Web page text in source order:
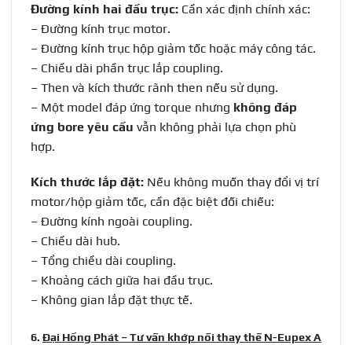
Đường kính hai đầu trục: Cần xác định chính xác:
– Đường kính trục motor.
– Đường kính trục hộp giảm tốc hoặc máy công tác.
– Chiều dài phần trục lắp coupling.
– Then và kích thước rãnh then nếu sử dụng.
– Một model đáp ứng torque nhưng không đáp
ứng bore yêu cầu vẫn không phải lựa chọn phù
hợp.
Kích thước lắp đặt: Nếu không muốn thay đổi vị trí
motor/hộp giảm tốc, cần đặc biệt đối chiếu:
– Đường kính ngoài coupling.
– Chiều dài hub.
– Tổng chiều dài coupling.
– Khoảng cách giữa hai đầu trục.
– Không gian lắp đặt thực tế.
6. Đại Hồng Phát – Tư vấn khớp nối thay thế N-Eupex A